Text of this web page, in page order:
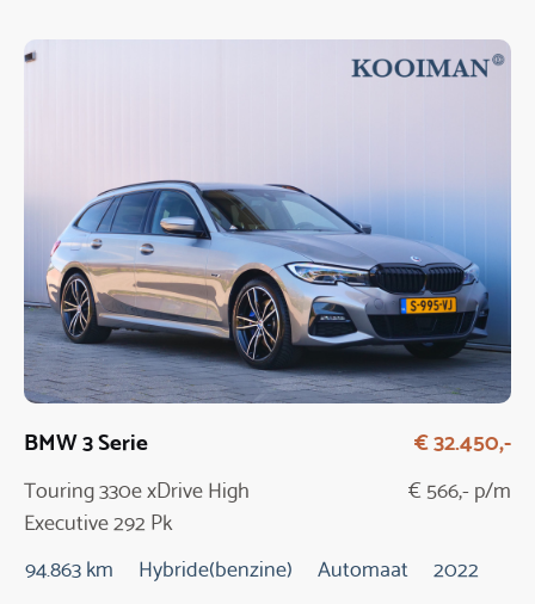
BMW 3 Serie
Touring 330e xDrive High
Executive 292 Pk
Automaat
€ 32.450,-
€ 566,- p/m
94.863 km Hybride(benzine) Automaat 2022